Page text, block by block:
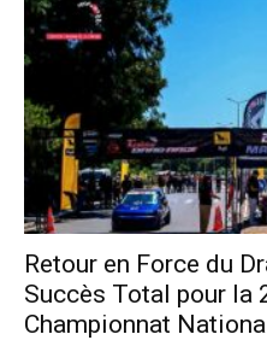
Retour en Force du
Succès Total pour la
Championnat